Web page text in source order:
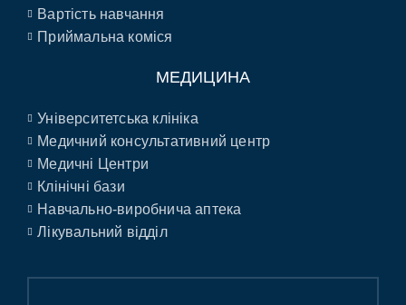
Вартість навчання
Приймальна коміся
МЕДИЦИНА
Університетська клініка
Медичний консультативний центр
Медичні Центри
Клінічні бази
Навчально-виробнича аптека
Лікувальний відділ